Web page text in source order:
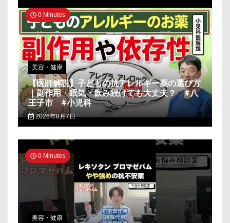
0 Minutes
美容・健康
【医師解説】子どもの抗アレルギー薬の選び方
｜副作用・眠気・飲み続けても大丈夫？ #八
王子市 #小児科
2026年8月7日
0 Minutes
美容・健康